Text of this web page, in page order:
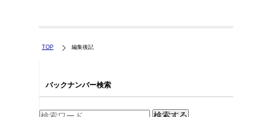
TOP 編集後記
バックナンバー検索